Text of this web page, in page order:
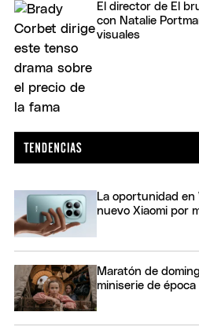
El director de El
con Natalie
visuales
La oportunidad en
nuevo Xiaomi por
Maratón de
miniserie de